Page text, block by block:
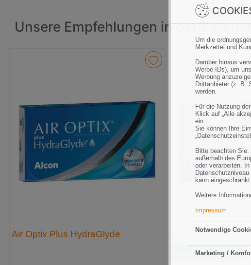
Um die
Merkzettel und
Darüber hinaus
Werbe-IDs), um
Werbung
Drittanbieter (z. B.
werden.
Für die Nutzung
Klick auf „Alle
ein.
Sie können Ihre
Bitte beachten Sie:
außerhalb des
oder verarbeiten.
kann
Weitere
Impressum
Notwendige
Marketing /
Unsere Empfehlungen in der
Air Optix Plus HydraGlyde Biofinity toric
(Hornhaut­verkrümmung)